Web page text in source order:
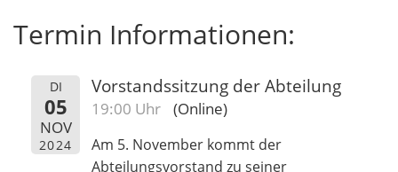
Termin Informationen:
DI
05
NOV
2024
Vorstandssitzung der Abteilung
19:00 Uhr (Online)
Am 5. November kommt der
Abteilungsvorstand zu seiner